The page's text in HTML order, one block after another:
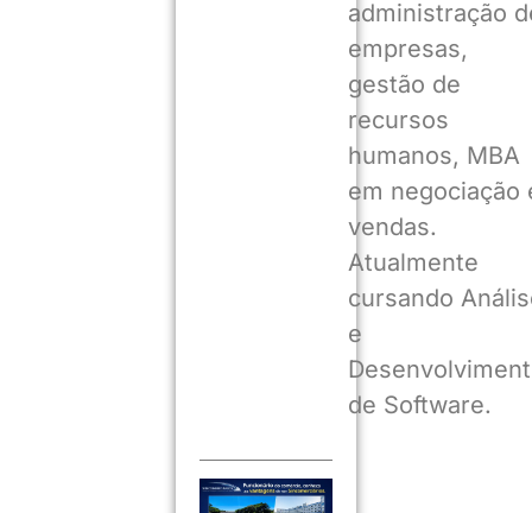
administração
empresas,
gestão de
recursos
humanos, MBA
em negociação
vendas.
Atualmente
cursando
e
de Software.